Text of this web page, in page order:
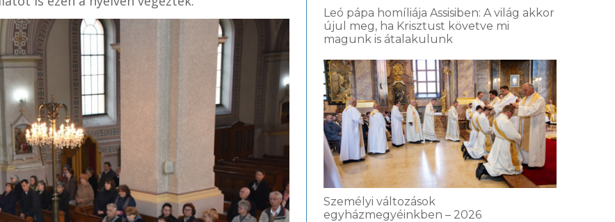
Leó pápa homíliája Assisiben: A világ akkor
újul meg, ha Krisztust követve mi
magunk is átalakulunk
Személyi változások
egyházmegyéinkben – 2026